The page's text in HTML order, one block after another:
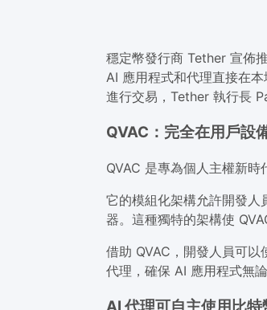
穩定幣發行商 Tether 宣佈
AI 應用程式和代理直接在
進行交易，Tether 執行長
QVAC：完全在用戶設
QVAC 是專為個人主權新
它的模組化架構允許開發人
器。這種獨特的架構使
借助 QVAC，開發人員可
代理，確保 AI 應用程式無